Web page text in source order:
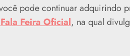
pode continuar adquirindo
Fala Feira Oficial, na qual